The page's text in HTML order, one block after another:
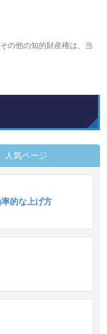
の他の知的財産権は、当
人気ページ
的な上げ方